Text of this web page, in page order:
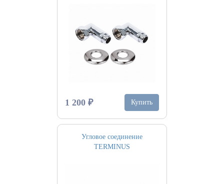
1 200 ₽ Купить
Угловое соединение
TERMINUS